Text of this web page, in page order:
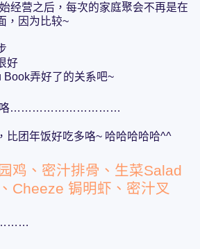
经营之后，每次的家庭聚会不再是在
，因为比较~
好
Book弄好了的关系吧~
咯…………………………
比团年饭好吃多咯~ 哈哈哈哈哈^^
鸡、密汁排骨、生菜Salad
Cheeze 锔明虾、密汁叉